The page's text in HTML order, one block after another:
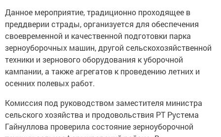
Данное мероприятие, традиционно проходящее в
преддверии страды, организуется для обеспечения
своевременной и качественной подготовки парка
зерноуборочных машин, другой сельскохозяйственной
техники и зернового оборудования к уборочной
кампании, а также агрегатов к проведению летних и
осенних полевых работ.
Комиссия под руководством заместителя министра
сельского хозяйства и продовольствия РТ Рустема
Гайнуллова проверила состояние зерноуборочной